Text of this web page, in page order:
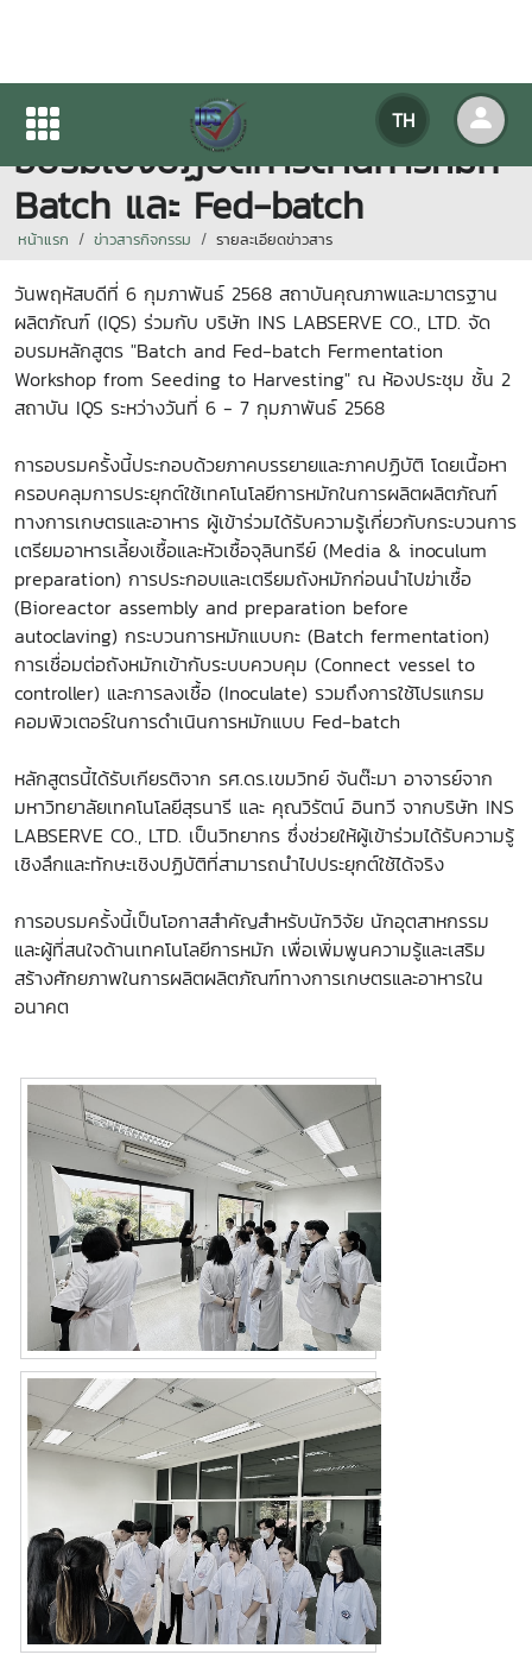
TH
IQS ร่วมกับ INS LABSERVE จัด
อบรมเชิงปฏิบัติการด้านการหมัก
Batch และ Fed-batch
หน้าแรก ข่าวสารกิจกรรม รายละเอียดข่าวสาร
วันพฤหัสบดีที่ 6 กุมภาพันธ์ 2568 สถาบันคุณภาพและมาตรฐาน
ผลิตภัณฑ์ (IQS) ร่วมกับ บริษัท INS LABSERVE CO., LTD. จัด
อบรมหลักสูตร "Batch and Fed-batch Fermentation
Workshop from Seeding to Harvesting" ณ ห้องประชุม ชั้น 2
สถาบัน IQS ระหว่างวันที่ 6 - 7 กุมภาพันธ์ 2568
การอบรมครั้งนี้ประกอบด้วยภาคบรรยายและภาคปฏิบัติ โดยเนื้อหา
ครอบคลุมการประยุกต์ใช้เทคโนโลยีการหมักในการผลิตผลิตภัณฑ์
ทางการเกษตรและอาหาร ผู้เข้าร่วมได้รับความรู้เกี่ยวกับกระบวนการ
เตรียมอาหารเลี้ยงเชื้อและหัวเชื้อจุลินทรีย์ (Media & inoculum
preparation) การประกอบและเตรียมถังหมักก่อนนำไปฆ่าเชื้อ
(Bioreactor assembly and preparation before
autoclaving) กระบวนการหมักแบบกะ (Batch fermentation)
การเชื่อมต่อถังหมักเข้ากับระบบควบคุม (Connect vessel to
controller) และการลงเชื้อ (Inoculate) รวมถึงการใช้โปรแกรม
คอมพิวเตอร์ในการดำเนินการหมักแบบ Fed-batch
หลักสูตรนี้ได้รับเกียรติจาก รศ.ดร.เขมวิทย์ จันต๊ะมา อาจารย์จาก
มหาวิทยาลัยเทคโนโลยีสุรนารี และ คุณวิรัตน์ อินทวี จากบริษัท INS
LABSERVE CO., LTD. เป็นวิทยากร ซึ่งช่วยให้ผู้เข้าร่วมได้รับความรู้
เชิงลึกและทักษะเชิงปฏิบัติที่สามารถนำไปประยุกต์ใช้ได้จริง
การอบรมครั้งนี้เป็นโอกาสสำคัญสำหรับนักวิจัย นักอุตสาหกรรม
และผู้ที่สนใจด้านเทคโนโลยีการหมัก เพื่อเพิ่มพูนความรู้และเสริม
สร้างศักยภาพในการผลิตผลิตภัณฑ์ทางการเกษตรและอาหารใน
อนาคต